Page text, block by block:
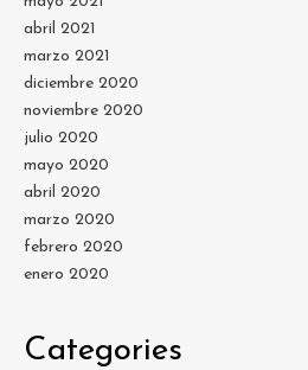
abril 2021
marzo 2021
diciembre 2020
noviembre 2020
julio 2020
mayo 2020
abril 2020
marzo 2020
febrero 2020
enero 2020
Categories